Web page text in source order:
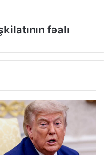
fəalı